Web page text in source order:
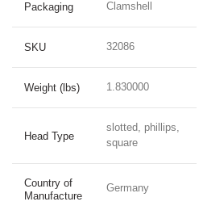
Packaging Clamshell
SKU 32086
Weight (lbs) 1.830000
Head Type
slotted, phillips,
square
Country of
Manufacture
Germany